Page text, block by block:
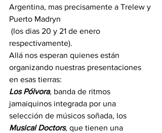
Argentina, mas precisamente a Trelew y
Puerto Madryn
respectivamente).
Allá nos esperan quienes están
organizando nuestras presentaciones
en esas tierras:
Los Pólvora, banda de ritmos
jamaiquinos integrada por una
selección de músicos soñada, los
Musical Doctors, que tienen una